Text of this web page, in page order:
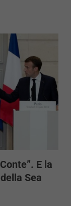
E la
Sea